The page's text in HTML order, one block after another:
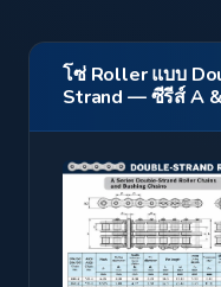
โซ่ Roller แบบ
Strand — ซีรีส์ A